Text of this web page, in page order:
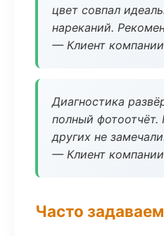
цвет совпал
нареканий.
— Клиент компании
Диагностика
полный
других не
— Клиент компании
Часто